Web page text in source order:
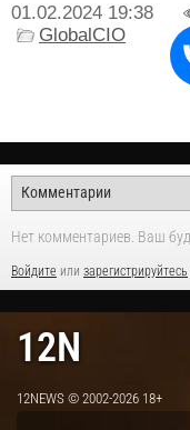
01.02.2024 19:38
GlobalCIO
Нет комментариев. Ваш
Войдите или зарегистрируйтесь
12N
12NEWS © 2002-2026 18+